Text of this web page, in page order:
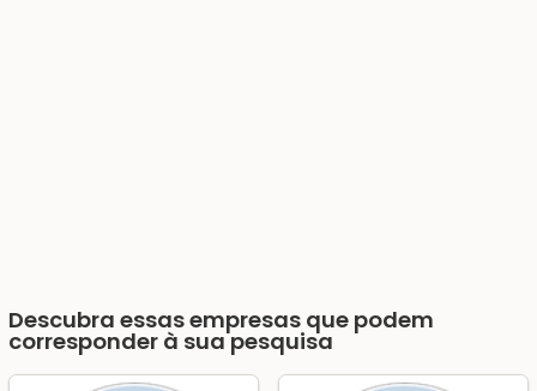
Descubra essas empresas que podem
corresponder à sua pesquisa